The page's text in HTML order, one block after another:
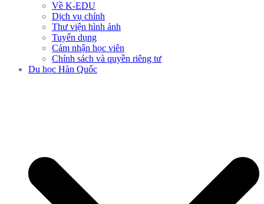
Về K-EDU
Dịch vụ chính
Thư viện hình ảnh
Tuyển dụng
Cảm nhận học viên
Chính sách và quyền riêng tư
Du học Hàn Quốc